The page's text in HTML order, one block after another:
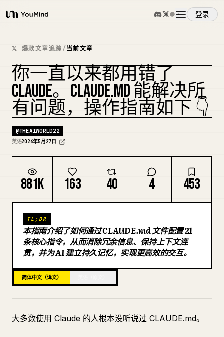
YouMind
登录
概览
使用案例
技能
提示词
下载
博客
更新
𝕏 爆款文章追踪/当前文章
复刻封面
你一直以来都用错了
CLAUDE。CLAUDE.MD 能解决所
有问题，操作指南如下 👇
@THEAIWORLD22
英语2026年5月27日
881K 163 40 4 453
TL;DR
本指南介绍了如何通过 CLAUDE.md 文件配置 21
条核心指令，从而消除冗余信息、保持上下文连
贯，并为 AI 建立持久记忆，实现更高效的交互。
简体中文（译文）
大多数使用 Claude 的人根本没听说过 CLAUDE.md。